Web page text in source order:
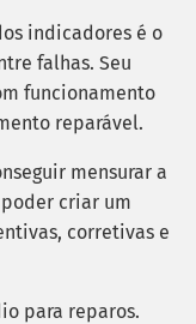
indicadores é o
falhas. Seu
funcionamento
reparável.
mensurar a
criar um
corretivas e
para reparos.